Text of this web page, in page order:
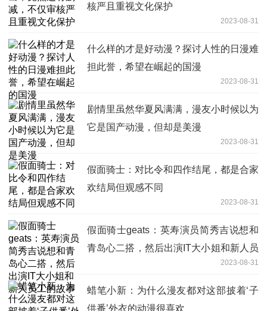
核严且重视文化保护
2023-08-31
什么样的才是好动漫？探讨人性的日漫难
担此誉，希望在崛起的国漫
2023-08-31
剧情里虽然华夏风满满，漫友小时候以为
它是国产动漫，但却是美漫
2023-08-31
假面骑士：对比令和四作结尾，都是合家
欢结局但观感不同
2023-08-31
假面骑士geats：英寿演员简秀吉说想和
青岛心二搭，然后出演IT大小姐和新人员
2023-08-31
蜡笔小新：为什么漫友都对这部披着‘子
供番’外衣的动漫很喜欢